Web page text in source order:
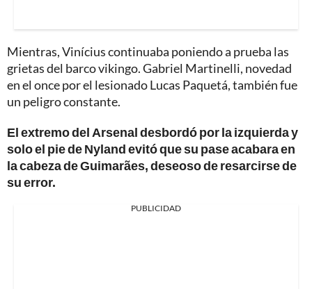
Mientras, Vinícius continuaba poniendo a prueba las
grietas del barco vikingo. Gabriel Martinelli, novedad
en el once por el lesionado Lucas Paquetá, también fue
un peligro constante.
El extremo del Arsenal desbordó por la izquierda y
solo el pie de Nyland evitó que su pase acabara en
la cabeza de Guimarães, deseoso de resarcirse de
su error.
PUBLICIDAD